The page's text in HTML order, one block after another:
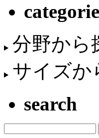
分野から
サイズか
search